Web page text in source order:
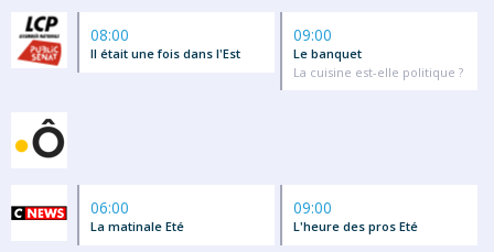
08:00
Il était une fois dans l'Est
09:00
Le banquet
La cuisine est-elle politique ?
06:00
La matinale Eté
09:00
L'heure des pros Eté